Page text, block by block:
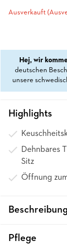
Ausverkauft
Hej, wir
deutschen
unsere
Highlights
Dehnbares
Sitz
Öffnung
Beschreibung
Pflege